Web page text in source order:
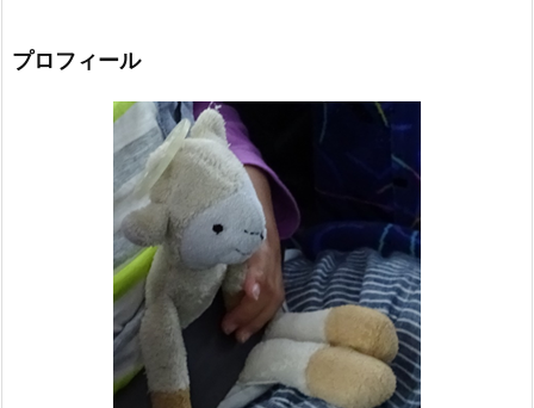
プロフィール